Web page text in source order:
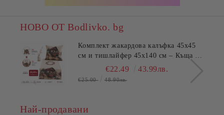
НОВО ОТ Bodlivko. bg
Комплект жакардова калъфка 45x45
см и тишлайфер 45x140 см – Къща с
€22.49 43.99лв.
€25.00 48.90лв.
Най-продавани